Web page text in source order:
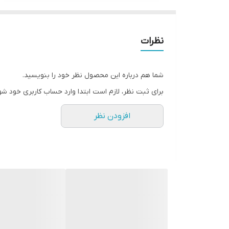
نظرات
شما هم درباره این محصول نظر خود را بنویسید.
برای ثبت نظر، لازم است ابتدا وارد حساب کاربری خود
افزودن نظر